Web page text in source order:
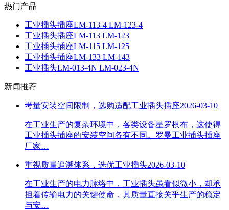
热门产品
工业插头插座LM-113-4 LM-123-4
工业插头插座LM-113 LM-123
工业插头插座LM-115 LM-125
工业插头插座LM-133 LM-143
工业插头LM-013-4N LM-023-4N
新闻推荐
考量安装空间限制，选购适配工业插头插座2026-03-10
在工业生产的复杂环境中，各类设备星罗棋布，这使得
工业插头插座的安装空间各有不同。罗曼工业插头插座
厂家…
重视质量追溯体系，选优工业插头2026-03-10
在工业生产的电力脉络中，工业插头虽看似微小，却承
担着传输电力的关键使命，其质量直接关乎生产的稳定
与安…